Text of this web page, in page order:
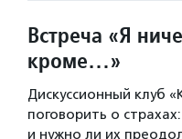
Встреча «Я
кроме…»
Дискуссионный клуб
поговорить о
и нужно ли их